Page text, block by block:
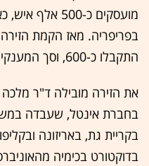
התקבלו כ-600, וסך המענקים שלה הגיע ל-358 מיליון שקל.
את הזירה מובילה ד"ר
בקריית גת, באריזונה
בדוקטורט בכימיה